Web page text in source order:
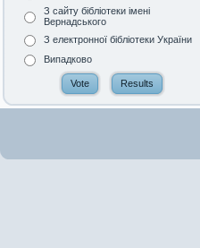
З сайту бібліотеки імені
Вернадського
З електронної бібліотеки України
Випадково